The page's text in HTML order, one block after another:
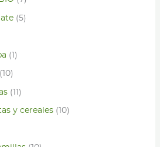
(5)
(1)
(10)
(11)
y cereales (10)